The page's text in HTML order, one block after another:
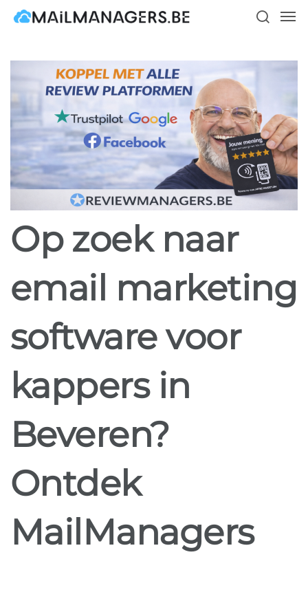
Skip
Op zoek naar
email marketing
software voor
kappers in
Beveren?
Ontdek
MailManagers